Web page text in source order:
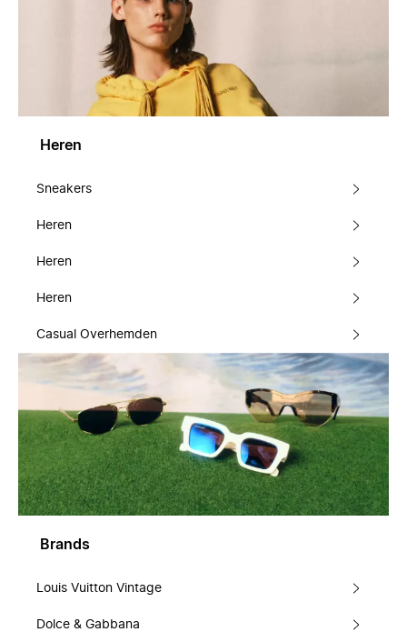
Heren
Sneakers
Heren
Heren
Heren
Casual Overhemden
Brands
Louis Vuitton Vintage
Dolce & Gabbana